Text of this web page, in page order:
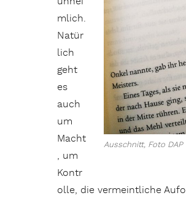
Ausschnitt, Foto DAP
mlich.
Natür
lich
geht
es
auch
um
Macht
, um
Kontr
olle, die vermeintliche